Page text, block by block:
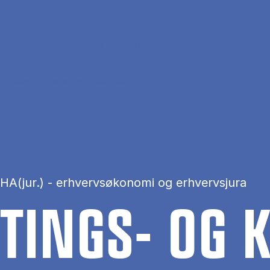
HA(jur.) - erhvervsøkonomi og erhvervsjura
TINGS- OG